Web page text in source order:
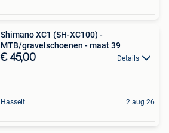
Shimano XC1 (SH-XC100) -
MTB/gravelschoenen - maat 39
€ 45,00 Details
Hasselt 2 aug 26